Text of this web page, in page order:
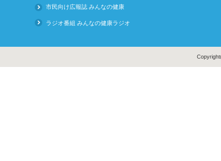
市民向け広報誌 みんなの健康
ラジオ番組 みんなの健康ラジオ